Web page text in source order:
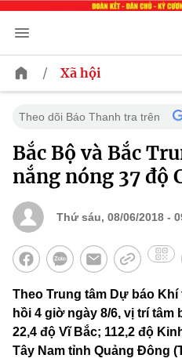
/ Xã hội
Theo dõi Báo Thanh tra trên
Bắc Bộ và Bắc
nắng nóng 37 độ
Thứ sáu, 08/06/2018 -
Theo Trung tâm Dự báo
hồi 4 giờ ngày 8/6, vị trí tâm
22,4 độ Vĩ Bắc; 112,2 độ
Tây Nam tỉnh Quảng Đông